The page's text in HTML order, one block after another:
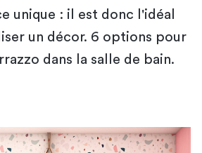
unique : il est donc l'idéal
un décor. 6 options pour
dans la salle de bain.